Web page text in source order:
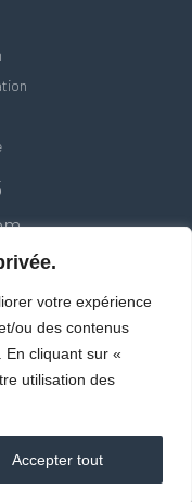
votre expérience
ou des contenus
En cliquant sur «
utilisation des
Accepter tout